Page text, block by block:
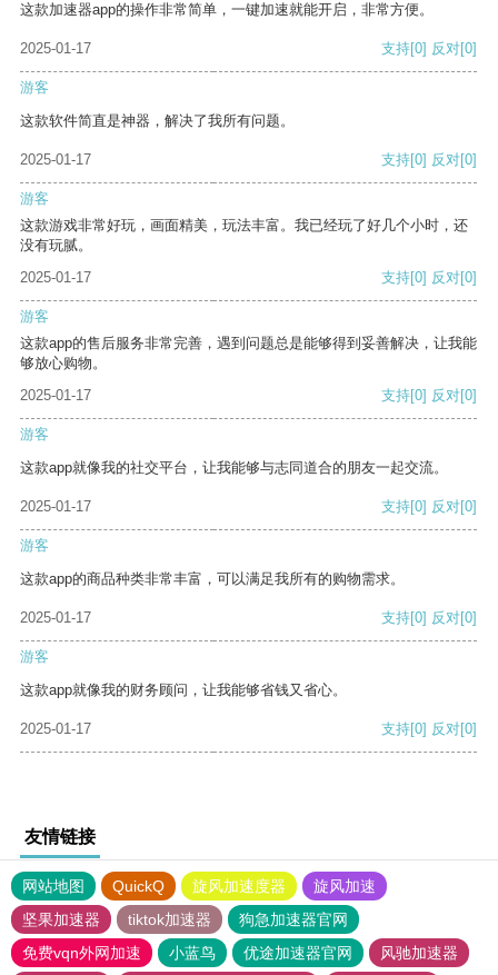
这款加速器app的操作非常简单，一键加速就能开启，非常方便。
2025-01-17 支持[0] 反对[0]
游客
这款软件简直是神器，解决了我所有问题。
2025-01-17 支持[0] 反对[0]
游客
这款游戏非常好玩，画面精美，玩法丰富。我已经玩了好几个小时，还
没有玩腻。
2025-01-17
支持[0] 反对[0]
游客
这款app的售后服务非常完善，遇到问题总是能够得到妥善解决，让我能
够放心购物。
2025-01-17
支持[0] 反对[0]
游客
这款app就像我的社交平台，让我能够与志同道合的朋友一起交流。
2025-01-17 支持[0] 反对[0]
游客
这款app的商品种类非常丰富，可以满足我所有的购物需求。
2025-01-17 支持[0] 反对[0]
游客
这款app就像我的财务顾问，让我能够省钱又省心。
2025-01-17 支持[0] 反对[0]
友情链接
网站地图 QuickQ 旋风加速度器
旋风加速
坚果加速器
tiktok加速器
狗急加速器官网
免费vqn外网加速
小蓝鸟 优途加速器官网 风驰加速器